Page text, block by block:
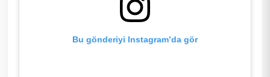
Bu gönderiyi Instagram’da gör